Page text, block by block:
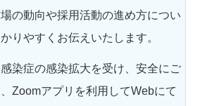
の動向や採用活動の進め方につい
りやすくお伝えいたします。
染症の感染拡大を受け、安全にご
Zoomアプリを利用してWebにて